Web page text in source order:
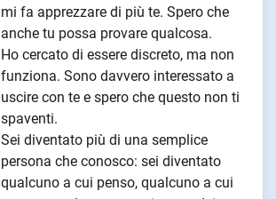
mi fa apprezzare di più te. Spero che
anche tu possa provare qualcosa.
Ho cercato di essere discreto, ma non
funziona. Sono davvero interessato a
uscire con te e spero che questo non ti
spaventi.
Sei diventato più di una semplice
persona che conosco: sei diventato
qualcuno a cui penso, qualcuno a cui